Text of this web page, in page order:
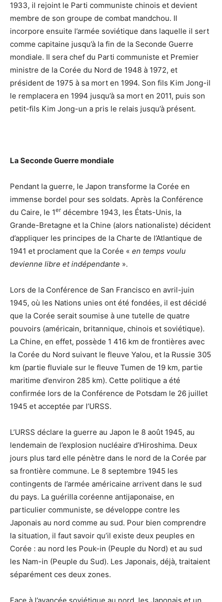
1933, il rejoint le Parti communiste chinois et devient
membre de son groupe de combat mandchou. Il
incorpore ensuite l’armée soviétique dans laquelle il sert
comme capitaine jusqu’à la fin de la Seconde Guerre
mondiale. Il sera chef du Parti communiste et Premier
ministre de la Corée du Nord de 1948 à 1972, et
président de 1975 à sa mort en 1994. Son fils Kim Jong-il
le remplacera en 1994 jusqu’à sa mort en 2011, puis son
petit-fils Kim Jong-un a pris le relais jusqu’à présent.
La Seconde Guerre mondiale
Pendant la guerre, le Japon transforme la Corée en
immense bordel pour ses soldats. Après la Conférence
du Caire, le 1er décembre 1943, les États-Unis, la
Grande-Bretagne et la Chine (alors nationaliste) décident
d’appliquer les principes de la Charte de l’Atlantique de
1941 et proclament que la Corée « en temps voulu
devienne libre et indépendante ».
Lors de la Conférence de San Francisco en avril-juin
1945, où les Nations unies ont été fondées, il est décidé
que la Corée serait soumise à une tutelle de quatre
pouvoirs (américain, britannique, chinois et soviétique).
La Chine, en effet, possède 1 416 km de frontières avec
la Corée du Nord suivant le fleuve Yalou, et la Russie 305
km (partie fluviale sur le fleuve Tumen de 19 km, partie
maritime d’environ 285 km). Cette politique a été
confirmée lors de la Conférence de Potsdam le 26 juillet
1945 et acceptée par l’URSS.
L’URSS déclare la guerre au Japon le 8 août 1945, au
lendemain de l’explosion nucléaire d’Hiroshima. Deux
jours plus tard elle pénètre dans le nord de la Corée par
sa frontière commune. Le 8 septembre 1945 les
contingents de l’armée américaine arrivent dans le sud
du pays. La guérilla coréenne antijaponaise, en
particulier communiste, se développe contre les
Japonais au nord comme au sud. Pour bien comprendre
la situation, il faut savoir qu’il existe deux peuples en
Corée : au nord les Pouk-in (Peuple du Nord) et au sud
les Nam-in (Peuple du Sud). Les Japonais, déjà, traitaient
séparément ces deux zones.
Face à l’avancée soviétique au nord, les Japonais et un